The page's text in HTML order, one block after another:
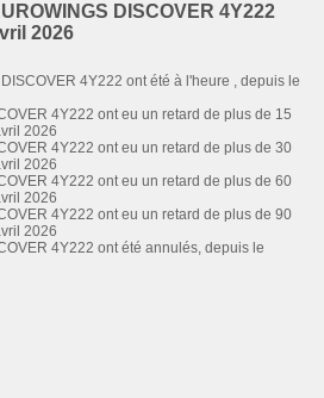
DISCOVER 4Y222
2026
4Y222 ont été à l'heure , depuis le
4Y222 ont eu un retard de plus de 15
2026
4Y222 ont eu un retard de plus de 30
2026
4Y222 ont eu un retard de plus de 60
2026
4Y222 ont eu un retard de plus de 90
2026
4Y222 ont été annulés, depuis le